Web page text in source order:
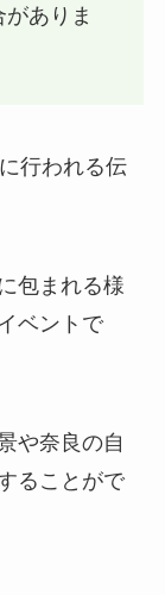
ありま
行われる伝
包まれる様
ベントで
や奈良の自
ることがで